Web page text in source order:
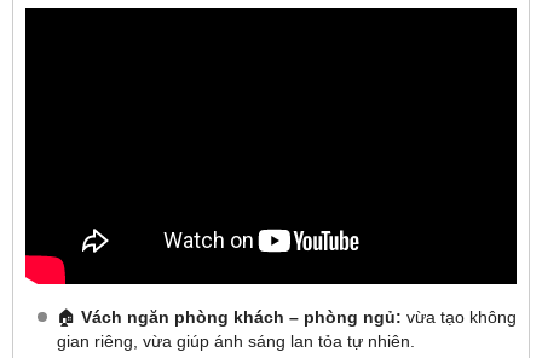
🏠 Vách ngăn phòng khách – phòng ngủ: vừa tạo không
gian riêng, vừa giúp ánh sáng lan tỏa tự nhiên.